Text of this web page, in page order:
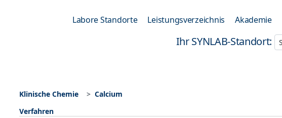
Labore Standorte Leistungsverzeichnis Akademie
Ihr SYNLAB-Standort:
Klinische Chemie
Calcium
Verfahren